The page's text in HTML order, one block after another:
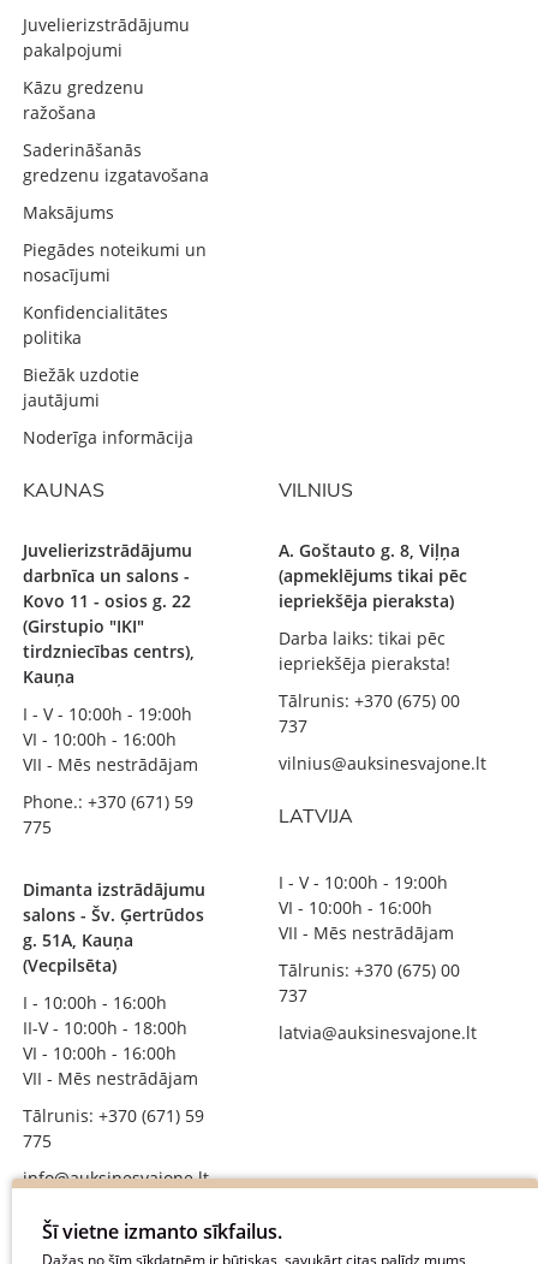
Juvelierizstrādājumu
pakalpojumi
Kāzu gredzenu
ražošana
Saderināšanās
gredzenu izgatavošana
Maksājums
Piegādes noteikumi un
nosacījumi
Konfidencialitātes
politika
Biežāk uzdotie
jautājumi
Noderīga informācija
KAUNAS
Juvelierizstrādājumu
darbnīca un salons -
Kovo 11 - osios g. 22
(Girstupio "IKI"
tirdzniecības centrs),
Kauņa
I - V - 10:00h - 19:00h
VI - 10:00h - 16:00h
VII - Mēs nestrādājam
Phone.: +370 (671) 59
775
Dimanta izstrādājumu
salons - Šv. Ģertrūdos
g. 51A, Kauņa
(Vecpilsēta)
I - 10:00h - 16:00h
II-V - 10:00h - 18:00h
VI - 10:00h - 16:00h
VII - Mēs nestrādājam
Tālrunis: +370 (671) 59
775
info@auksinesvajone.lt
SEKOJIET MUMS
VILNIUS
A. Goštauto g. 8, Viļņa
(apmeklējums tikai pēc
iepriekšēja pieraksta)
Darba laiks: tikai pēc
iepriekšēja pieraksta!
Tālrunis: +370 (675) 00
737
vilnius@auksinesvajone.lt
LATVIJA
I - V - 10:00h - 19:00h
VI - 10:00h - 16:00h
VII - Mēs nestrādājam
Tālrunis: +370 (675) 00
737
latvia@auksinesvajone.lt
Šī vietne izmanto sīkfailus.
Dažas no šīm sīkdatnēm ir būtiskas, savukārt citas palīdz mums